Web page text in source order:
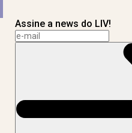
Assine a news do LIV!